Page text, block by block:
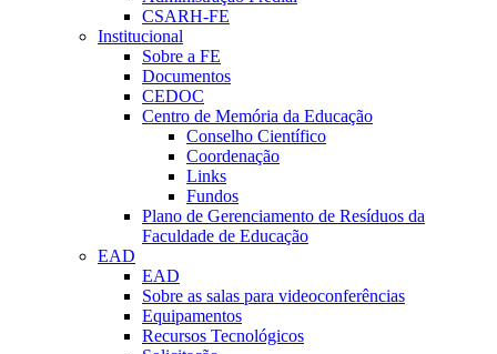
CSARH-FE
Institucional
Sobre a FE
Documentos
CEDOC
Centro de Memória da Educação
Conselho Científico
Coordenação
Links
Fundos
Plano de Gerenciamento de Resíduos da
Faculdade de Educação
EAD
EAD
Sobre as salas para videoconferências
Equipamentos
Recursos Tecnológicos